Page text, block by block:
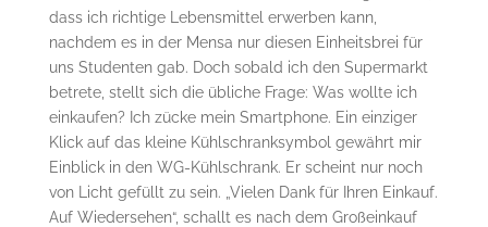
dass ich richtige Lebensmittel erwerben kann,
nachdem es in der Mensa nur diesen Einheitsbrei für
uns Studenten gab. Doch sobald ich den Supermarkt
betrete, stellt sich die übliche Frage: Was wollte ich
einkaufen? Ich zücke mein Smartphone. Ein einziger
Klick auf das kleine Kühlschranksymbol gewährt mir
Einblick in den WG-Kühlschrank. Er scheint nur noch
von Licht gefüllt zu sein. „Vielen Dank für Ihren Einkauf.
Auf Wiedersehen“, schallt es nach dem Großeinkauf